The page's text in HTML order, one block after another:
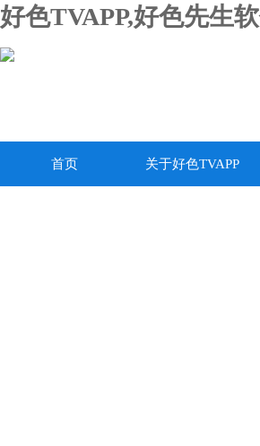
好色TVAPP,好色先生
首页 关于好色TVAPP